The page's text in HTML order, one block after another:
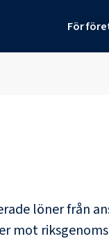
För
löner från
mot